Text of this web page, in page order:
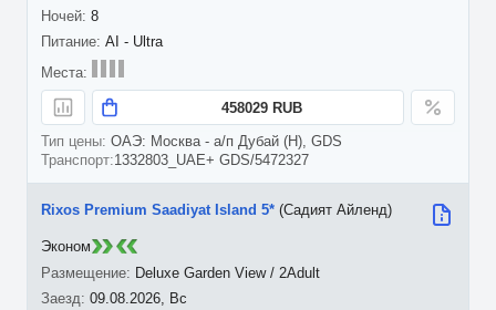
8
AI - Ultra
458029 RUB
ОАЭ: Москва - а/п Дубай (H), GDS
1332803_UAE+ GDS/5472327
09.08.2026, Вс
Rixos Premium Saadiyat Island 5* (Садият Айленд)
Deluxe Garden View / 2Adult
Эконом